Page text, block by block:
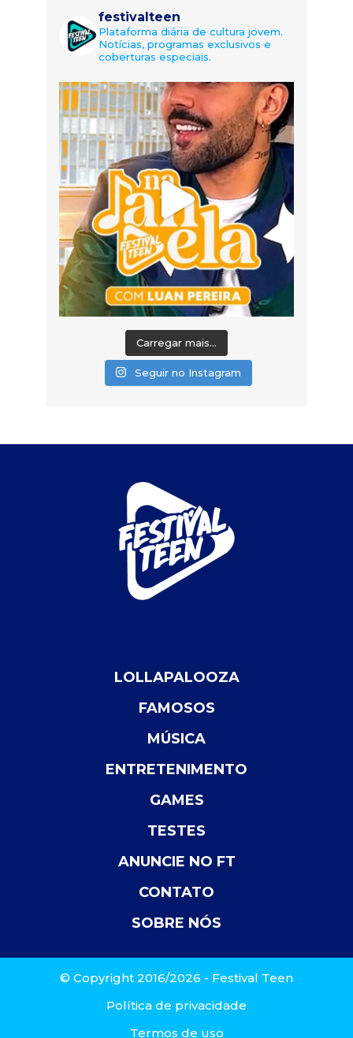
festivalteen
Plataforma diária de cultura jovem.
Notícias, programas exclusivos e
coberturas especiais.
Carregar mais...
Seguir no Instagram
LOLLAPALOOZA
FAMOSOS
MÚSICA
ENTRETENIMENTO
GAMES
TESTES
ANUNCIE NO FT
CONTATO
SOBRE NÓS
© Copyright 2016/2026 - Festival Teen
Política de privacidade
Termos de uso